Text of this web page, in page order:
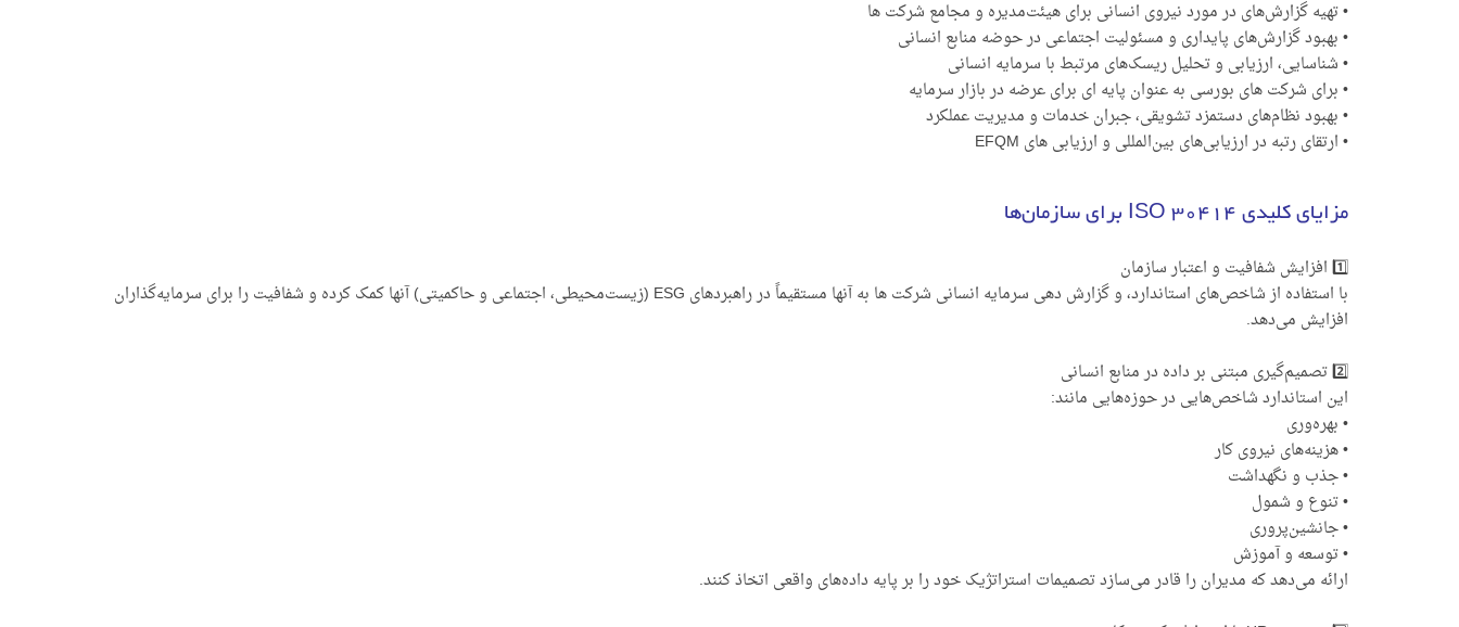
• تهیه گزارش‌های در مورد نیروی انسانی برای هیئت‌مدیره و مجامع شرکت ها
• بهبود گزارش‌های پایداری و مسئولیت اجتماعی در حوضه منابع انسانی
• شناسایی، ارزیابی و تحلیل ریسک‌های مرتبط با سرمایه انسانی
• برای شرکت های بورسی به عنوان پایه ای برای عرضه در بازار سرمایه
• بهبود نظام‌های دستمزد تشویقی، جبران خدمات و مدیریت عملکرد
• ارتقای رتبه در ارزیابی‌های بین‌المللی و ارزیابی های EFQM
مزایای کلیدی ISO 30414 برای سازمان‌ها
1️⃣ افزایش شفافیت و اعتبار سازمان
با استفاده از شاخص‌های استاندارد، و گزارش دهی سرمایه انسانی شرکت ها به آنها مستقیماً در راهبردهای ESG (زیست‌محیطی، اجتماعی و حاکمیتی) آنها کمک کرده و شفافیت را برای سرمایه‌گذاران
افزایش می‌دهد.
2️⃣ تصمیم‌گیری مبتنی بر داده در منابع انسانی
این استاندارد شاخص‌هایی در حوزه‌هایی مانند:
• بهره‌وری
• هزینه‌های نیروی کار
• جذب و نگهداشت
• تنوع و شمول
• جانشین‌پروری
• توسعه و آموزش
ارائه می‌دهد که مدیران را قادر می‌سازد تصمیمات استراتژیک خود را بر پایه داده‌های واقعی اتخاذ کنند.